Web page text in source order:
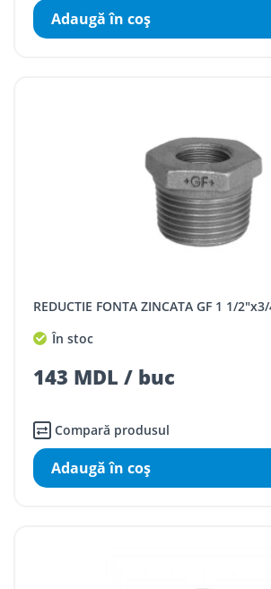
Adaugă în coş
REDUCTIE FONTA ZINCATA GF 1 1/
În stoc
143 MDL / buc
Compară produsul
Adaugă în coş